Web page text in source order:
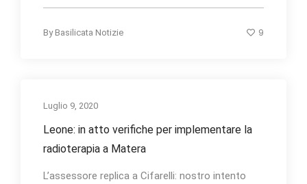
By Basilicata Notizie 9
Luglio 9, 2020
Leone: in atto verifiche per implementare la
radioterapia a Matera
L’assessore replica a Cifarelli: nostro intento